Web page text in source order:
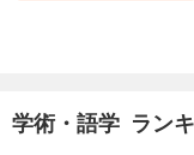
学術・語学 ラン